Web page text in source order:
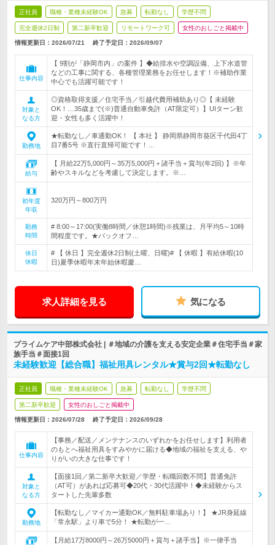
正社員 職種・業種未経験OK 急募 転勤なし 学歴不問
完全週休2日制 第二新卒歓迎 リモートワーク可 女性のおしごと掲載中
情報更新日：2026/07/21 終了予定日： 2026/09/07
仕事内容
【 9割が「静岡市内」の案件 】◆給排水や空調設備、上下水道管
などの工事に関する、各種管理業務をお任せします！※補助作業
中心でも活躍可能です！
対象と
なる方
◎資格取得支援／住宅手当／引越代費用補助あり◎【 未経験
OK！…35歳まで(※)普通自動車免許（AT限定可）】UIターン歓
迎・女性も多く活躍中！
勤務地
★転勤なし／車通勤OK！ 【 本社 】 静岡県静岡市葵区千代田4丁
目7番5号 ※直行直帰可能です！…
給与
【 月給22万5,000円～35万5,000円＋諸手当＋賞与(年2回) 】※年
齢やスキルなどを考慮して決定します。※…
初年度
年収
320万円～800万円
勤務
時間
# 8:00～17:00(実働8時間／休憩1時間)※残業は、月平均5～10時
間程度です。★バックオフ…
休日
休暇
# 【 休日 】完全週休2日制(土曜、日曜)# 【 休暇 】有給休暇(10
日)夏季休暇年末年始休暇慶…
求人詳細を見る 気になる
プライムケア中部株式会社 | ＃地域の介護を支える安定企業＃住宅手当＃家
族手当＃面接1回
未経験歓迎【総合職】福祉用具レンタル★賞与2回★転勤なし
正社員 職種・業種未経験OK 急募 転勤なし 学歴不問
第二新卒歓迎 女性のおしごと掲載中
情報更新日：2026/07/28 終了予定日： 2026/09/28
仕事内容
【事務／配送／メンテナンスのいずれかをお任せします】利用者
のもとへ福祉用具をすみやかに届ける◆地域の福祉を支える、や
りがいの大きな仕事です！
対象と
なる方
【面接1回／第二新卒大歓迎／学歴・転職回数不問】普通免許
（AT可）があれば応募可◆20代・30代活躍中！◆未経験からス
タートした先輩多数
勤務地
【転勤なし／マイカー通勤OK／無料駐車場あり！】 ★JR身延線
「常永駅」より車で5分！ ★転勤が一…
【月給17万8000円～26万5000円＋賞与＋諸手当】※一律手当